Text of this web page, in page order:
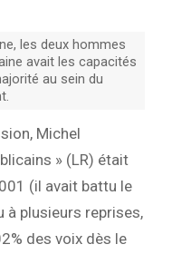
les deux hommes
avait les capacités
au sein du
Michel
» (LR) était
(il avait battu le
à plusieurs reprises,
des voix dès le